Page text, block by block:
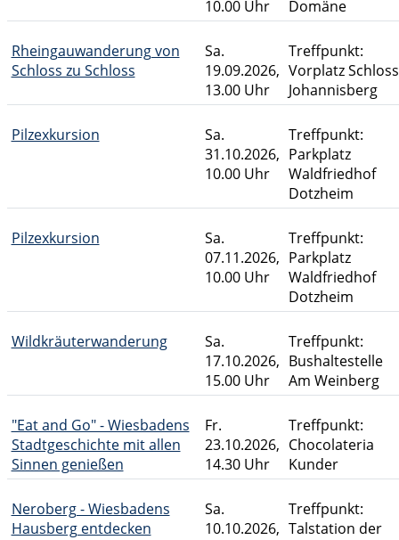
10.00 Uhr
Domäne
Rheingauwanderung von
Schloss zu Schloss
Sa.
19.09.2026,
13.00 Uhr
Treffpunkt:
Vorplatz Schloss
Johannisberg
Pilzexkursion
Sa.
31.10.2026,
10.00 Uhr
Treffpunkt:
Parkplatz
Waldfriedhof
Dotzheim
Pilzexkursion
Sa.
07.11.2026,
10.00 Uhr
Treffpunkt:
Parkplatz
Waldfriedhof
Dotzheim
Wildkräuterwanderung
Sa.
17.10.2026,
15.00 Uhr
Treffpunkt:
Bushaltestelle
Am Weinberg
"Eat and Go" - Wiesbadens
Stadtgeschichte mit allen
Sinnen genießen
Fr.
23.10.2026,
14.30 Uhr
Treffpunkt:
Chocolateria
Kunder
Neroberg - Wiesbadens
Hausberg entdecken
Sa.
10.10.2026,
Treffpunkt:
Talstation der